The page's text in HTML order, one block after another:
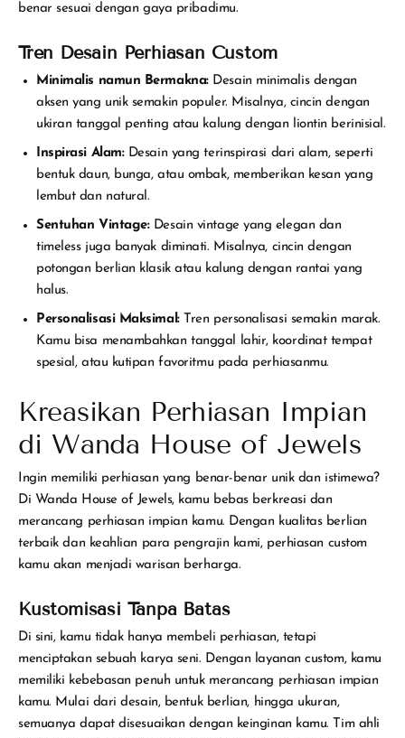
benar sesuai dengan gaya pribadimu.
Tren Desain Perhiasan Custom
Minimalis namun Bermakna:Desain minimalis dengan
aksen yang unik semakin populer. Misalnya, cincin dengan
ukiran tanggal penting atau kalung dengan liontin berinisial.
Inspirasi Alam:Desain yang terinspirasi dari alam, seperti
bentuk daun, bunga, atau ombak, memberikan kesan yang
lembut dan natural.
Sentuhan Vintage:Desain vintage yang elegan dan
timeless juga banyak diminati. Misalnya, cincin dengan
potongan berlian klasik atau kalung dengan rantai yang
halus.
Personalisasi Maksimal:Tren personalisasi semakin marak.
Kamu bisa menambahkan tanggal lahir, koordinat tempat
spesial, atau kutipan favoritmu pada perhiasanmu.
Kreasikan Perhiasan Impian
di Wanda House of Jewels
Ingin memiliki perhiasan yang benar-benar unik dan istimewa?
Di Wanda House of Jewels, kamu bebas berkreasi dan
merancang perhiasan impian kamu. Dengan kualitas berlian
terbaik dan keahlian para pengrajin kami, perhiasan custom
kamu akan menjadi warisan berharga.
Kustomisasi Tanpa Batas
Di sini, kamu tidak hanya membeli perhiasan, tetapi
menciptakan sebuah karya seni. Dengan layanan custom, kamu
memiliki kebebasan penuh untuk merancang perhiasan impian
kamu. Mulai dari desain, bentuk berlian, hingga ukuran,
semuanya dapat disesuaikan dengan keinginan kamu. Tim ahli